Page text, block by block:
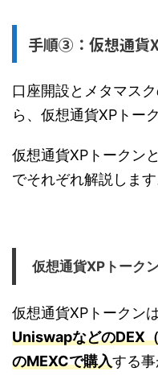
手順③：仮想通貨
口座開設とメタマス
ら、仮想通貨XPトー
仮想通貨XPトークン
でそれぞれ解説します
仮想通貨XPトーク
仮想通貨XPトークンは
UniswapなどのDEX
のMEXCで購入する事